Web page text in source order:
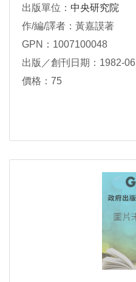
出版單位： 中央研究院
作/編/譯者：黃嘉謨著
GPN：1007100048
出版／創刊日期：1982-06
價格：75